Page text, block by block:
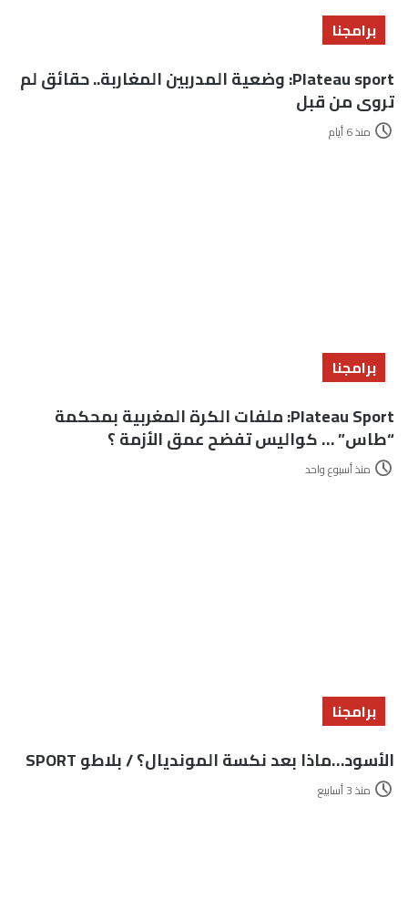
برامجنا
Plateau sport: وضعية المدربين المغاربة.. حقائق لم
تروى من قبل
منذ 6 أيام
برامجنا
Plateau Sport: ملفات الكرة المغربية بمحكمة
“طاس” … كواليس تفضح عمق الأزمة ؟
منذ أسبوع واحد
برامجنا
الأسود…ماذا بعد نكسة المونديال؟ / بلاطو SPORT
منذ 3 أسابيع